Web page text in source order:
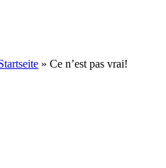
»Ce n’est pas vrai!